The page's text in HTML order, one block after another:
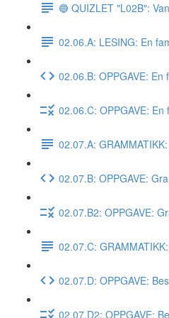
🔵 QUIZLET "L02B":
02.06.A: LESING: En
02.06.B: OPPGAVE: En
02.06.C: OPPGAVE: En
02.07.A:
02.07.B: OPPGAVE:
02.07.B2: OPPGAVE:
02.07.C:
02.07.D: OPPGAVE:
02.07.D2: OPPGAVE: